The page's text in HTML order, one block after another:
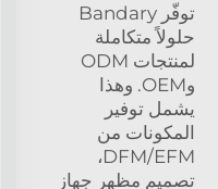
توفّر Bandary
حلولاً متكاملة
لمنتجات ODM
وOEM. وهذا
يشمل توفير
المكونات من
DFM/EFM،
تصميم مظهر جهاز